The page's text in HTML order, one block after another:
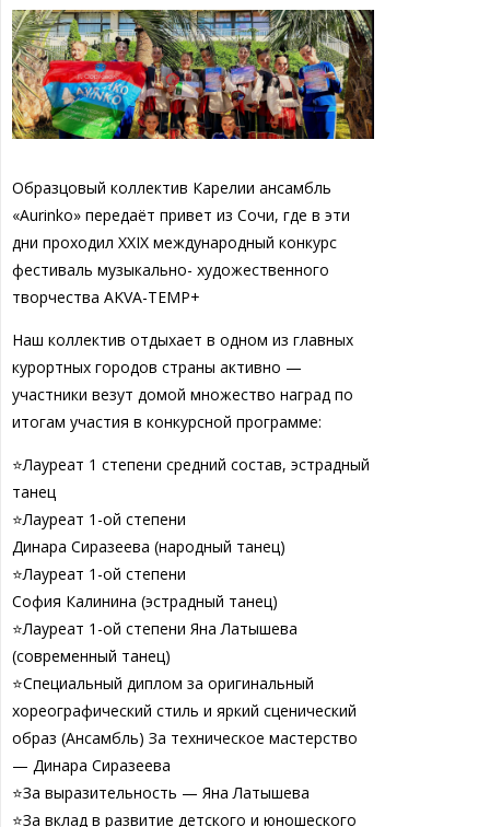
Образцовый коллектив Карелии ансамбль
«Aurinko» передаёт привет из Сочи, где в эти
дни проходил XXIX международный конкурс
фестиваль музыкально- художественного
творчества AKVA-TEMP+
Наш коллектив отдыхает в одном из главных
курортных городов страны активно —
участники везут домой множество наград по
итогам участия в конкурсной программе:
⭐Лауреат 1 степени средний состав, эстрадный
танец
⭐Лауреат 1-ой степени
Динара Сиразеева (народный танец)
⭐Лауреат 1-ой степени
София Калинина (эстрадный танец)
⭐Лауреат 1-ой степени Яна Латышева
(современный танец)
⭐Специальный диплом за оригинальный
хореографический стиль и яркий сценический
образ (Ансамбль) За техническое мастерство
— Динара Сиразеева
⭐За выразительность — Яна Латышева
⭐За вклад в развитие детского и юношеского